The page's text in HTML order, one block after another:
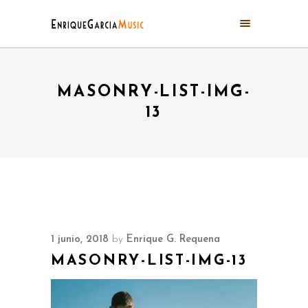
MASONRY-LIST-IMG-
13
1 junio, 2018 by Enrique G. Requena
MASONRY-LIST-IMG-13